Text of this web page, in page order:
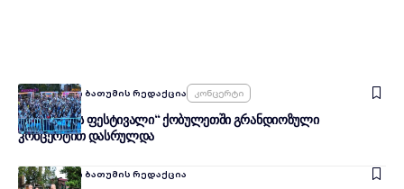
Ავტორი:შენი ბათუმის რედაქცია Კონცერტი
„ზაფხულის ფესტივალი“ ქობულეთში გრანდიოზული
კონცერტით დასრულდა
Ავტორი:შენი ბათუმის რედაქცია